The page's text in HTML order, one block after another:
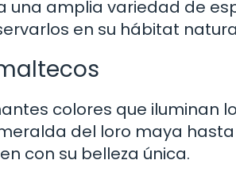
una amplia variedad de
en su hábitat
colores que iluminan
del loro maya
con su belleza única.